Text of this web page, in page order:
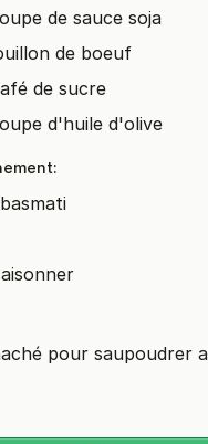
de sauce soja
de boeuf
de sucre
d'huile d'olive
pour saupoudrer